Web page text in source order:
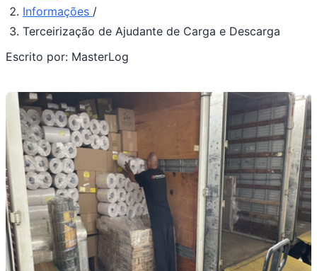
Informações /
Terceirização de Ajudante de Carga e Descarga
Escrito por: MasterLog